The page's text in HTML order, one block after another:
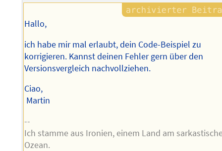
Hallo,
ich habe mir mal erlaubt, dein Code-Beispiel zu
korrigieren. Kannst deinen Fehler gern über den
Versionsvergleich nachvollziehen.
Ciao,
Martin
--
Ich stamme aus Ironien, einem Land am
Ozean.